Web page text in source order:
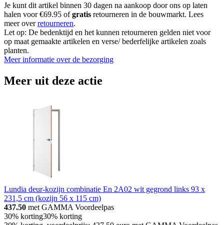
Je kunt dit artikel binnen 30 dagen na aankoop door ons op laten
halen voor €69.95 ofgratis retourneren in de bouwmarkt. Lees
meer overretourneren.
Let op: De bedenktijd en het kunnen retourneren gelden niet voor
op maat gemaakte artikelen en verse/ bederfelijke artikelen zoals
planten.
Meer informatie over de bezorging
Meer uit deze actie
Lundia deur-kozijn combinatie En 2A02 wit gegrond links 93 x
231,5 cm (kozijn 56 x 115 cm)
437.50 met GAMMA Voordeelpas
30% korting30% korting